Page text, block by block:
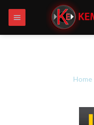
naar
inhoud
Home